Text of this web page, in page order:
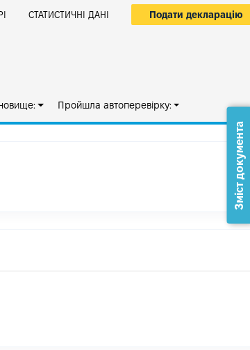
СТАТИСТИЧНІ ДАНІ Подати декларацію
Пройшла автоперевірку:
Зміст документа